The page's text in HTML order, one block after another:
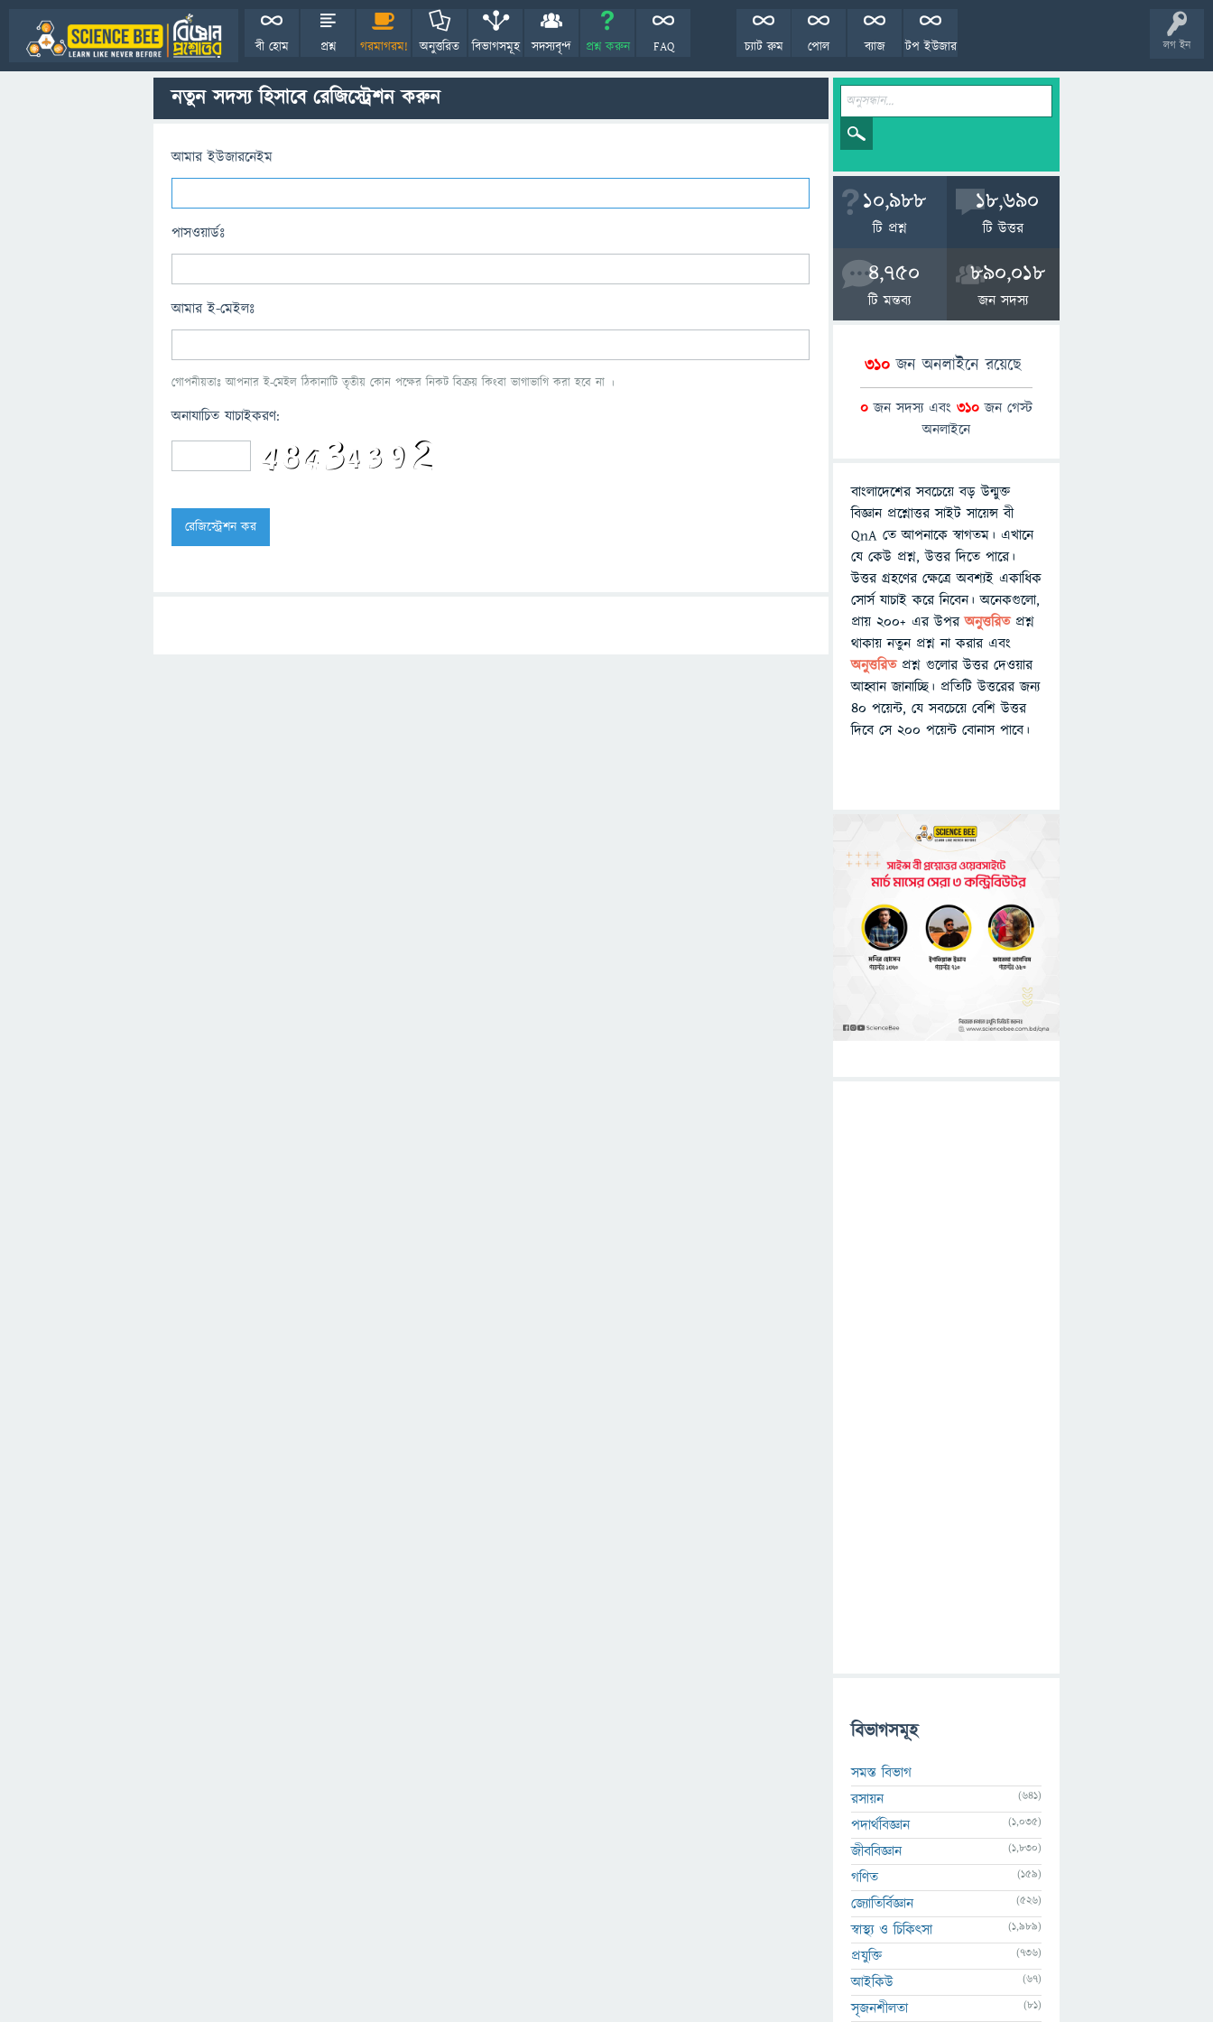
লগ ইন
বী হোম প্রশ্ন গরমাগরম! অনুত্তরিত বিভাগসমূহ সদস্যবৃন্দ প্রশ্ন করুন FAQ টপ ইউজার
ব্যাজ
পোল
চ্যাট রুম
নতুন সদস্য হিসাবে রেজিস্ট্রেশন করুন
আমার ইউজারনেইম
পাসওয়ার্ডঃ
আমার ই-মেইলঃ
গোপনীয়তাঃ আপনার ই-মেইল ঠিকানাটি তৃতীয় কোন পক্ষের নিকট বিক্রয় কিংবা ভাগাভাগি করা হবে না ।
অনাযাচিত যাচাইকরণ:
10,988
টি প্রশ্ন
18,690
টি উত্তর
4,750
টি মন্তব্য
890,018
জন সদস্য
310জন অনলাইনে রয়েছে
0 জন সদস্য এবং 310 জন গেস্ট
অনলাইনে
বাংলাদেশের সবচেয়ে বড় উন্মুক্ত
বিজ্ঞান প্রশ্নোত্তর সাইট সায়েন্স বী
QnA তে আপনাকে স্বাগতম। এখানে
যে কেউ প্রশ্ন, উত্তর দিতে পারে।
উত্তর গ্রহণের ক্ষেত্রে অবশ্যই একাধিক
সোর্স যাচাই করে নিবেন। অনেকগুলো,
প্রায় ২০০+ এর উপরঅনুত্তরিতপ্রশ্ন
থাকায় নতুন প্রশ্ন না করার এবং
অনুত্তরিত প্রশ্ন গুলোর উত্তর দেওয়ার
আহ্বান জানাচ্ছি। প্রতিটি উত্তরের জন্য
৪০ পয়েন্ট, যে সবচেয়ে বেশি উত্তর
দিবে সে ২০০ পয়েন্ট বোনাস পাবে।
বিভাগসমূহ
সমস্ত বিভাগ
রসায়ন
(641)
পদার্থবিজ্ঞান (1,035)
জীববিজ্ঞান (1,830)
গণিত (159)
জ্যোতির্বিজ্ঞান (526)
স্বাস্থ্য ও চিকিৎসা (1,989)
প্রযুক্তি (736)
আইকিউ (67)
সৃজনশীলতা (81)